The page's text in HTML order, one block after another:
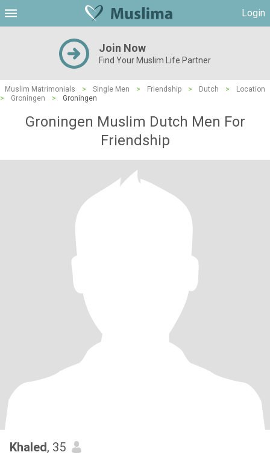
Login
Join Now
Find Your Muslim Life Partner
Muslim Matrimonials > Single Men > Friendship > Dutch >
Location
>
Groningen > Groningen
Groningen Muslim Dutch Men For
Friendship
Khaled, 35